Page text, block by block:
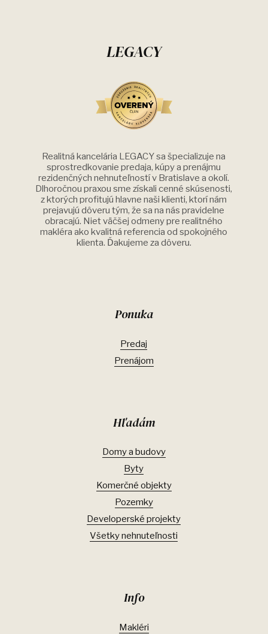
LEGACY
Realitná kancelária LEGACY sa špecializuje na
sprostredkovanie predaja, kúpy a prenájmu
rezidenčných nehnuteľností v Bratislave a okolí.
Dlhoročnou praxou sme získali cenné skúsenosti,
z ktorých profitujú hlavne naši klienti, ktorí nám
prejavujú dôveru tým, že sa na nás pravidelne
obracajú. Niet väčšej odmeny pre realitného
makléra ako kvalitná referencia od spokojného
klienta. Ďakujeme za dôveru.
Ponuka
Predaj
Prenájom
Hľadám
Domy a budovy
Byty
Komerčné objekty
Pozemky
Developerské projekty
Všetky nehnuteľnosti
Info
Makléri